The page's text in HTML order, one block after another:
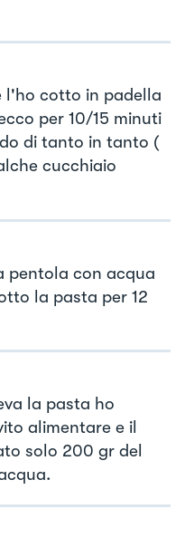
l'ho cotto in padella
per 10/15 minuti
di tanto in tanto (
cucchiaio
pentola con acqua
la pasta per 12
la pasta ho
alimentare e il
solo 200 gr del